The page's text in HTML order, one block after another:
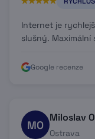
Internet je
slušný. Maximální
Google recenze
MO
Miloslav
Ostrava